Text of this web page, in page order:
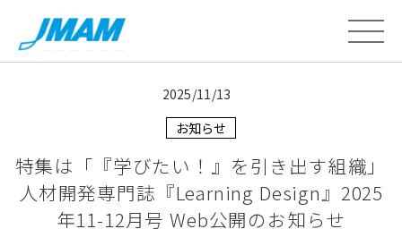
2025/11/13
お知らせ
特集は「『学びたい！』を引き出す組織」
人材開発専門誌『Learning Design』2025
年11-12月号 Web公開のお知らせ